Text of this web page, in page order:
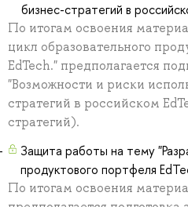
бизнес-стратегий в
По итогам освоения
цикл образовательного
EdTech." предполагается
"Возможности и риски
стратегий в российском
стратегий).
Защита работы на тему
продуктового портфеля
По итогам освоения